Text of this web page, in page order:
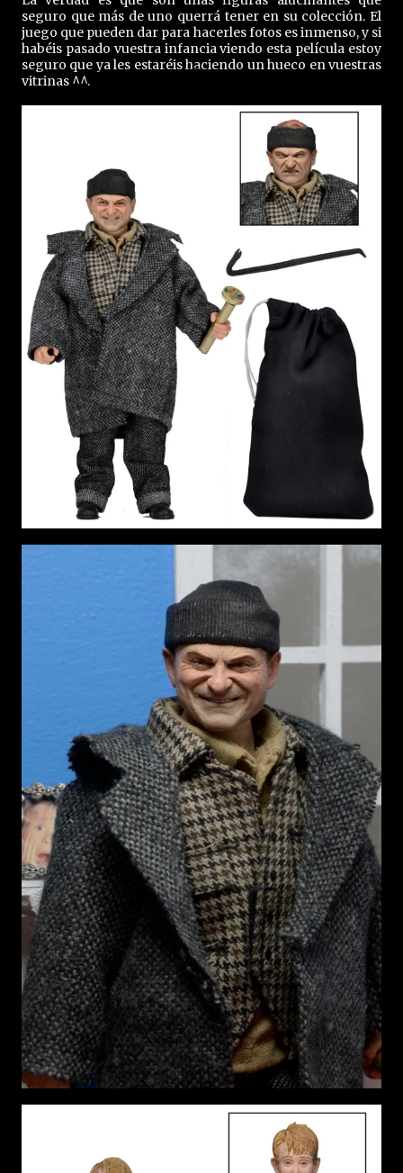
seguro que más de uno querrá tener en su colección. El
juego que pueden dar para hacerles fotos es inmenso, y si
habéis pasado vuestra infancia viendo esta película estoy
seguro que ya les estaréis haciendo un hueco en vuestras
vitrinas ^^.